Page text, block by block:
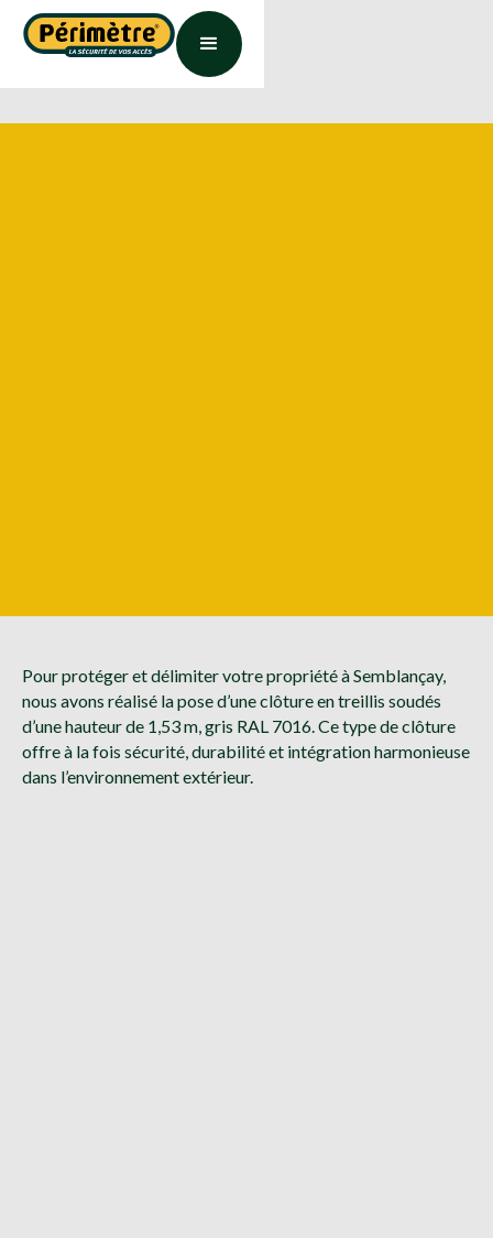
Pour protéger et délimiter votre propriété à Semblançay,
nous avons réalisé la pose d’une clôture en treillis soudés
d’une hauteur de 1,53 m, gris RAL 7016. Ce type de clôture
offre à la fois sécurité, durabilité et intégration harmonieuse
dans l’environnement extérieur.